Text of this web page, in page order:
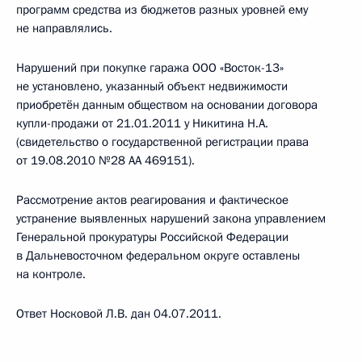
программ средства из бюджетов разных уровней ему
не направлялись.
Нарушений при покупке гаража ООО «Восток-13»
не установлено, указанный объект недвижимости
приобретён данным обществом на основании договора
купли-продажи от 21.01.2011 у Никитина Н.А.
(свидетельство о государственной регистрации права
от 19.08.2010 №28 АА 469151).
Рассмотрение актов реагирования и фактическое
устранение выявленных нарушений закона управлением
Генеральной прокуратуры Российской Федерации
в Дальневосточном федеральном округе оставлены
на контроле.
Ответ Носковой Л.В. дан 04.07.2011.